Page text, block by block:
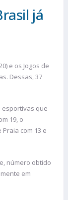
já
e os Jogos de
Dessas, 37
esportivas que
19, o
Praia com 13 e
número obtido
em